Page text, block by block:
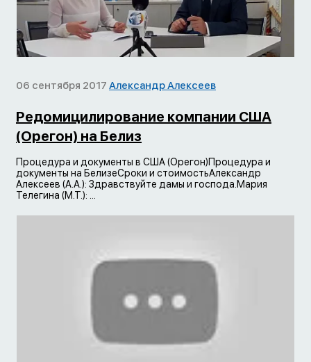
06 сентября 2017 Александр Алексеев
Редомицилирование компании США
(Орегон) на Белиз
Процедура и документы в США (Орегон)Процедура и
документы на БелизеСроки и стоимостьАлександр
Алексеев (А.А.): Здравствуйте дамы и господа.Мария
Телегина (М.Т.): ...